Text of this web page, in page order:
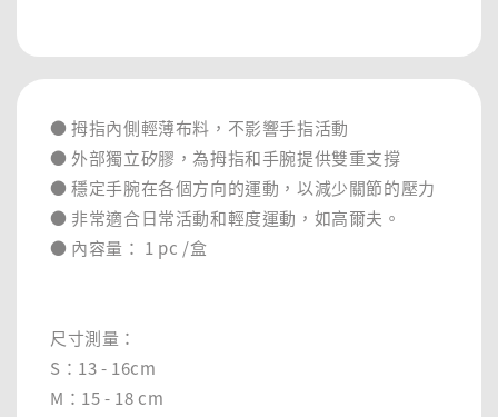
● 拇指內側輕薄布料，不影響手指活動
● 外部獨立矽膠，為拇指和手腕提供雙重支撐
● 穩定手腕在各個方向的運動，以減少關節的壓力
● 非常適合日常活動和輕度運動，如高爾夫。
● 內容量： 1 pc /盒
尺寸測量：
S：13 - 16cm
M：15 - 18 cm